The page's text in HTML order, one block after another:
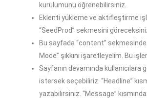
kurulumunu öğrenebilirsiniz.
Eklenti yükleme ve aktifleştirme
“SeedProd” sekmesini
Bu sayfada “content” sekmesinde
Mode” şıkkını işaretleyelim. Bu
Sayfanın devamında
istersek seçebiliriz. “Headline”
yazabilirsiniz. “Message”